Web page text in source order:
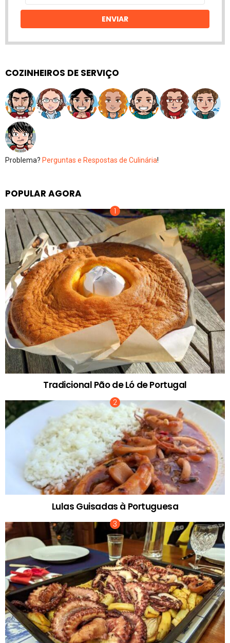
email
ENVIAR
COZINHEIROS DE SERVIÇO
Problema? Perguntas e Respostas de Culinária!
POPULAR AGORA
Tradicional Pão de Ló de Portugal
Lulas Guisadas à Portuguesa